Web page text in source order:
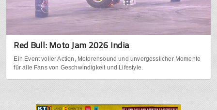
Red Bull: Moto Jam 2026 India
Ein Event voller Action, Motorensound und unvergesslicher Momente
für alle Fans von Geschwindigkeit und Lifestyle.